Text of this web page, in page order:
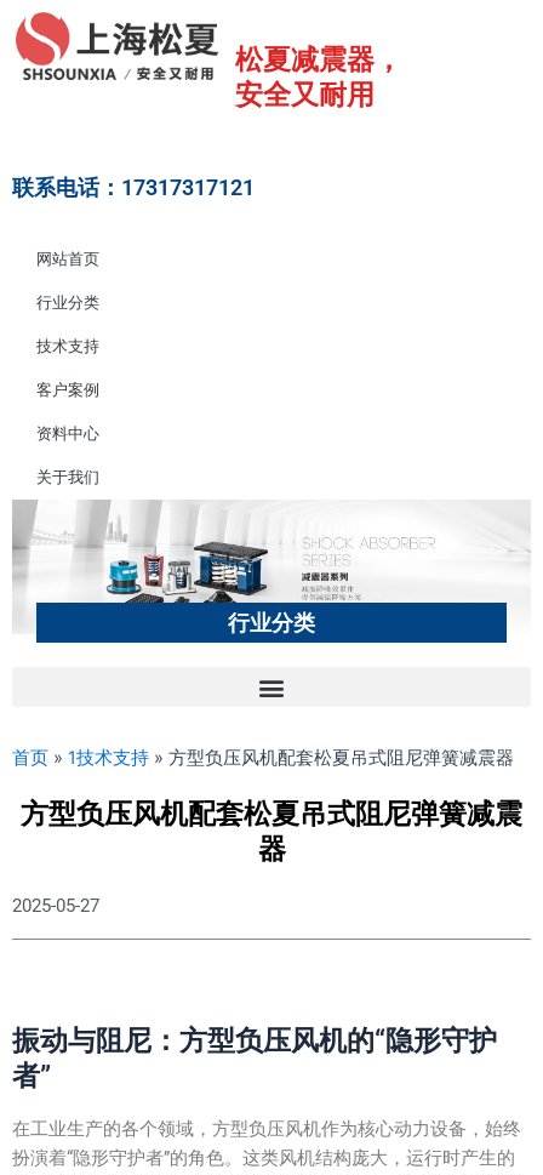
至
松夏减震器，
安全又耐用
联系电话：17317317121
网站首页
行业分类
技术支持
客户案例
资料中心
关于我们
行业分类
首页 » 1技术支持 » 方型负压风机配套松夏吊式阻尼弹簧减震器
方型负压风机配套松夏吊式阻尼弹簧减震
器
2025-05-27
振动与阻尼：方型负压风机的“隐形守护
者”
在工业生产的各个领域，方型负压风机作为核心动力设备，始终
扮演着“隐形守护者”的角色。这类风机结构庞大，运行时产生的